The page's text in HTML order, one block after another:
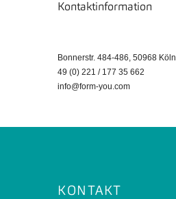
Kontaktinformation
Bonnerstr. 484-486, 50968 Köln
49 (0) 221 / 177 35 662
info@form-you.com
KONTAKT